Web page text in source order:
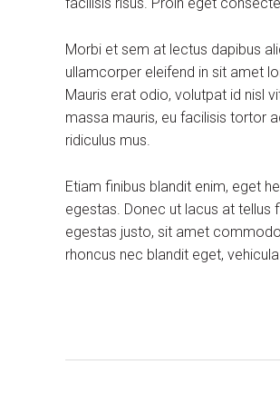
Morbi et sem at lectus dapibus
ullamcorper eleifend in sit amet
Mauris erat odio, volutpat id nisl
massa mauris, eu facilisis tortor
ridiculus mus.
Etiam finibus blandit enim, eget
egestas. Donec ut lacus at tellus
egestas justo, sit amet
rhoncus nec blandit eget,